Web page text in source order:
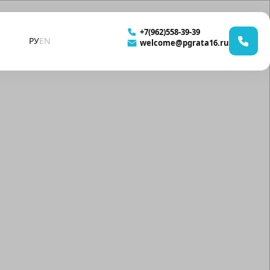
РУEN
+7(962)558-39-39
welcome@pgrata16.ru